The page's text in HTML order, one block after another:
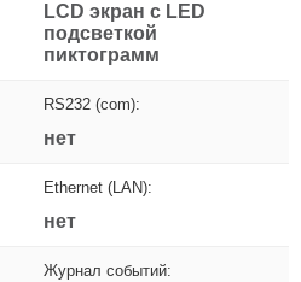
LCD экран с LED
подсветкой
пиктограмм
RS232 (com):
нет
Ethernet (LAN):
нет
Журнал событий: